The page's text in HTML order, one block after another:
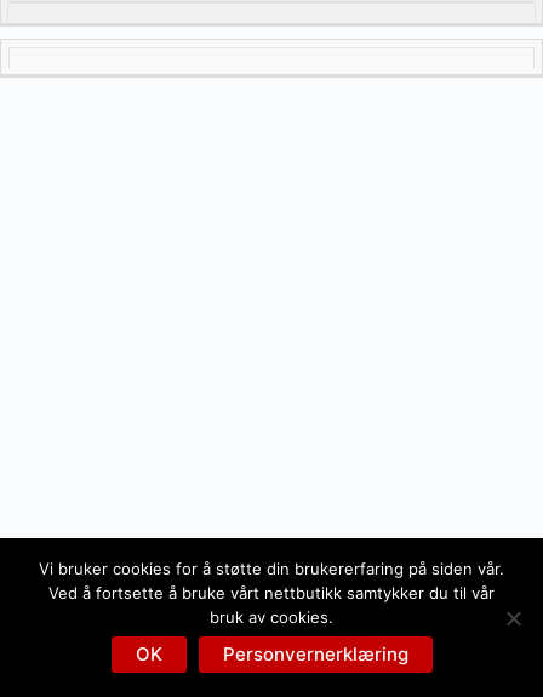
Vi bruker cookies for å støtte din brukererfaring på siden vår.
Ved å fortsette å bruke vårt nettbutikk samtykker du til vår
bruk av cookies.
OK Personvernerklæring